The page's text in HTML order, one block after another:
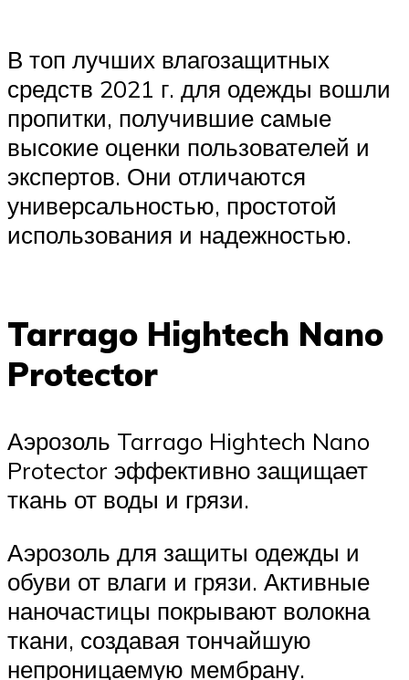
В топ лучших влагозащитных
средств 2021 г. для одежды вошли
пропитки, получившие самые
высокие оценки пользователей и
экспертов. Они отличаются
универсальностью, простотой
использования и надежностью.
Tarrago Hightech Nano
Protector
Аэрозоль Tarrago Hightech Nano
Protector эффективно защищает
ткань от воды и грязи.
Аэрозоль для защиты одежды и
обуви от влаги и грязи. Активные
наночастицы покрывают волокна
ткани, создавая тончайшую
непроницаемую мембрану.